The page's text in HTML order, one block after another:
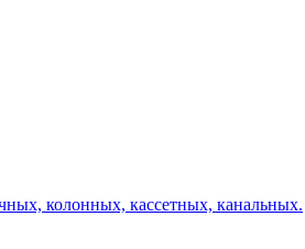
колонных, кассетных, канальных.